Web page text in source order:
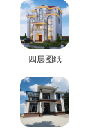
四层图纸